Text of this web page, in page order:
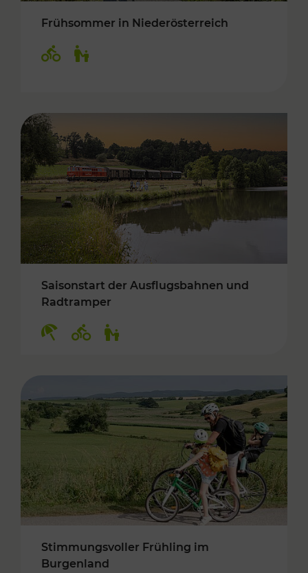
Frühsommer in Niederösterreich
Saisonstart der Ausflugsbahnen und
Radtramper
Stimmungsvoller Frühling im
Burgenland